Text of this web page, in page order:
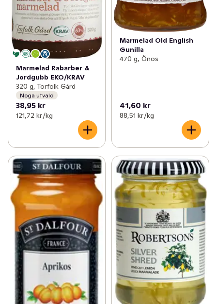
Marmelad Rabarber &
Jordgubb EKO/KRAV
320 g, Torfolk Gård
Noga utvald
38,95 kr
121,72 kr /kg
Marmelad Old English
Gunilla
470 g, Önos
41,60 kr
88,51 kr /kg